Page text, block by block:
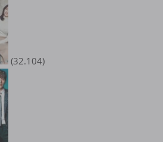
(32.104)